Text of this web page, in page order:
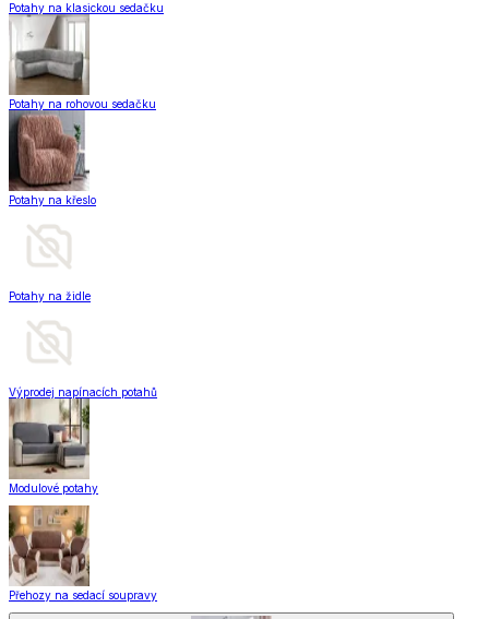
Potahy na klasickou sedačku
Potahy na rohovou sedačku
Potahy na křeslo
Potahy na židle
Výprodej napínacích potahů
Modulové potahy
Přehozy na sedací soupravy